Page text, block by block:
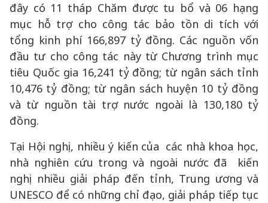
đây có 11 tháp Chăm được tu bổ và 06 hạng
mục hỗ trợ cho công tác bảo tồn di tích với
tổng kinh phí 166,897 tỷ đồng. Các nguồn vốn
đầu tư cho công tác này từ Chương trình mục
tiêu Quốc gia 16,241 tỷ đồng; từ ngân sách tỉnh
10,476 tỷ đồng; từ ngân sách huyện 10 tỷ đồng
và từ nguồn tài trợ nước ngoài là 130,180 tỷ
đồng.
Tại Hội nghị, nhiều ý kiến của các nhà khoa học,
nhà nghiên cứu trong và ngoài nước đã kiến
nghị nhiều giải pháp đến tỉnh, Trung ương và
UNESCO để có những chỉ đạo, giải pháp tiếp tục